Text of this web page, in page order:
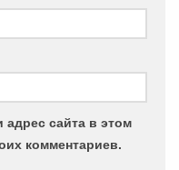
сайта в этом
комментариев.